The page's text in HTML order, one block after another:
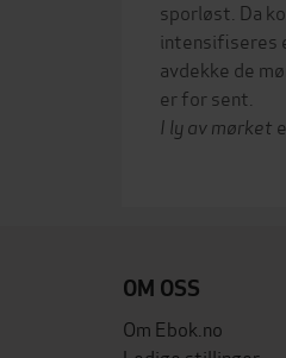
sporløst. Da
intensifiseres
avdekke de
er for sent.
I ly av mørket
OM OSS
Om Ebok.no